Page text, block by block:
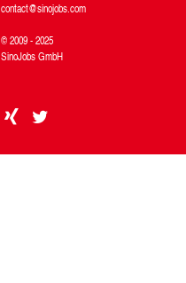
contact@sinojobs.com
© 2009 - 2025
SinoJobs GmbH